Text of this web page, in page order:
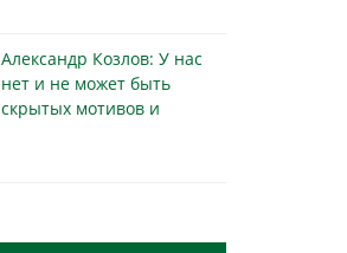
Александр Козлов: У нас
нет и не может быть
скрытых мотивов и